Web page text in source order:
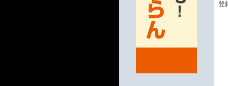
登